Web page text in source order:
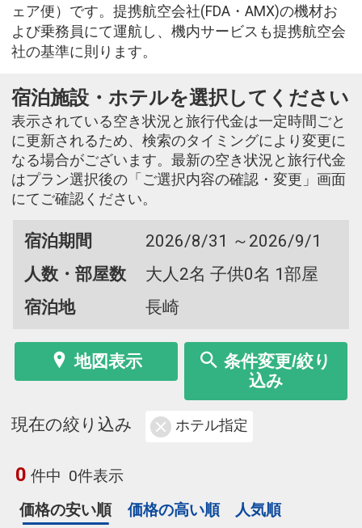
ェア便）です。提携航空会社(FDA・AMX)の機材お
よび乗務員にて運航し、機内サービスも提携航空会
社の基準に則ります。
宿泊施設・ホテルを選択してください
表示されている空き状況と旅行代金は一定時間ごと
に更新されるため、検索のタイミングにより変更に
なる場合がございます。最新の空き状況と旅行代金
はプラン選択後の「ご選択内容の確認・変更」画面
にてご確認ください。
宿泊期間
2026/8/31 ～2026/9/1
人数・部屋数
大人2名 子供0名 1部屋
宿泊地
長崎
地図表示
条件変更/絞り
込み
現在の絞り込み ホテル指定
0 件中 0件表示
価格の安い順
価格の高い順 人気順